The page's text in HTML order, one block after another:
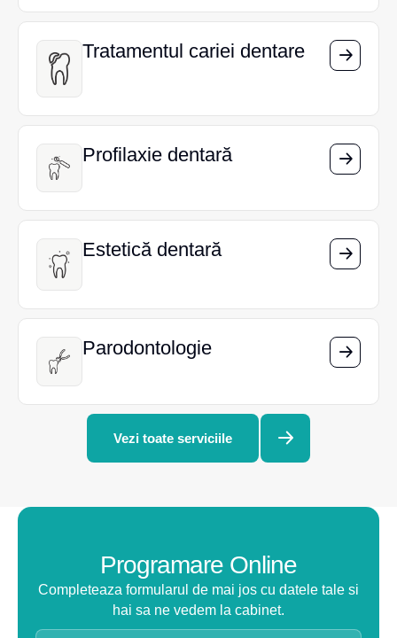
Tratamentul cariei dentare
Tratamentul cariei dentare
Profilaxie dentară
Profilaxie dentară
Estetică dentară
Estetică dentară
Parodontologie
Parodontologie
Vezi toate serviciile
Programare Online
Completeaza formularul de mai jos cu datele tale si
hai sa ne vedem la cabinet.